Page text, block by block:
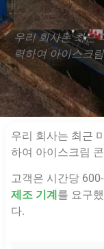
우리 회사는 최근
력하여 아이스크
우리 회사는 최근
하여 아이스크림
고객은 시간당
제조 기계 를 요구
다.